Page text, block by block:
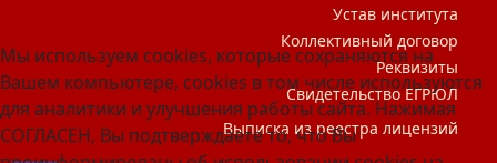
Устав института
Коллективный договор
Реквизиты
Свидетельство ЕГРЮЛ
Выписка из реестра лицензий
Мы используем cookies, которые сохраняются на
Вашем компьютере, cookies в том числе используются
для аналитики и улучшения работы сайта. Нажимая
СОГЛАСЕН, Вы подтверждаете то, что Вы